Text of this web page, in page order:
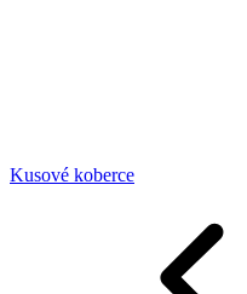
Kusové koberce